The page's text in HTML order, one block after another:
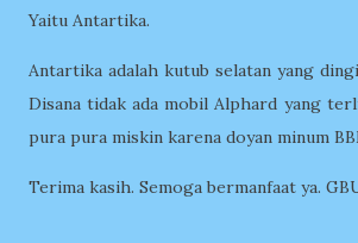
Yaitu Antartika.
Antartika adalah kutub selatan yang
Disana tidak ada mobil Alphard yang
pura pura miskin karena doyan minum
Terima kasih. Semoga bermanfaat ya.